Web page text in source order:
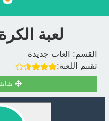
لعبة
القسم:
العاب جديدة
تقييم اللعبة: